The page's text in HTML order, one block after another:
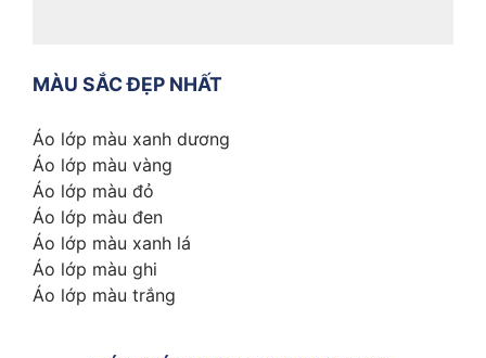
MÀU SẮC ĐẸP NHẤT
Áo lớp màu xanh dương
Áo lớp màu vàng
Áo lớp màu đỏ
Áo lớp màu đen
Áo lớp màu xanh lá
Áo lớp màu ghi
Áo lớp màu trắng